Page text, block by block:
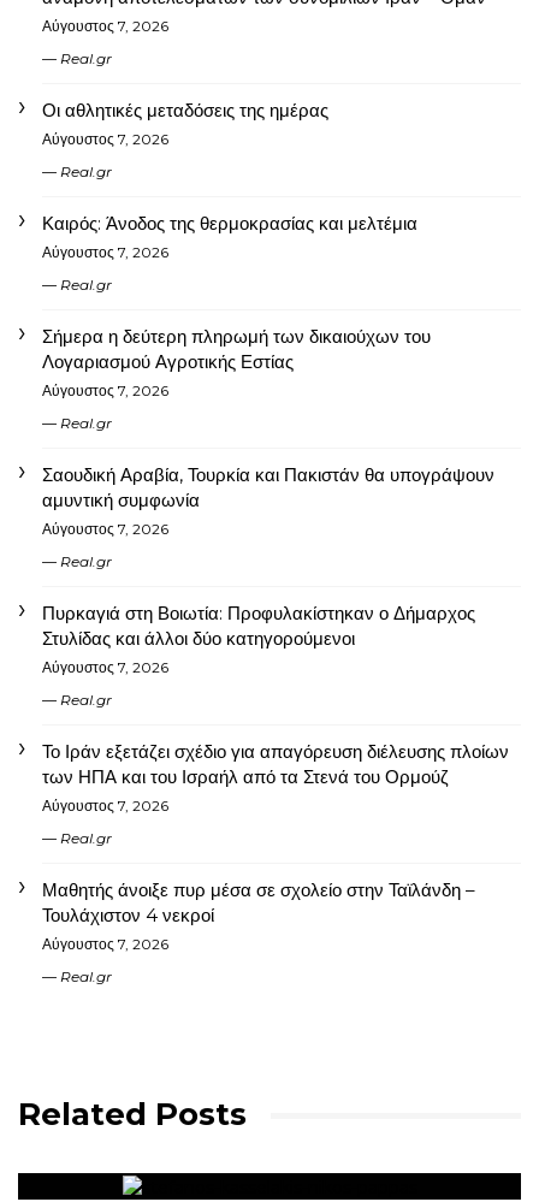
Αύγουστος 7, 2026
Real.gr
Οι αθλητικές μεταδόσεις της ημέρας
Αύγουστος 7, 2026
Real.gr
Καιρός: Άνοδος της θερμοκρασίας και μελτέμια
Αύγουστος 7, 2026
Real.gr
Σήμερα η δεύτερη πληρωμή των δικαιούχων του
Λογαριασμού Αγροτικής Εστίας
Αύγουστος 7, 2026
Real.gr
Σαουδική Αραβία, Τουρκία και Πακιστάν θα υπογράψουν
αμυντική συμφωνία
Αύγουστος 7, 2026
Real.gr
Πυρκαγιά στη Βοιωτία: Προφυλακίστηκαν ο Δήμαρχος
Στυλίδας και άλλοι δύο κατηγορούμενοι
Αύγουστος 7, 2026
Real.gr
Το Ιράν εξετάζει σχέδιο για απαγόρευση διέλευσης πλοίων
των ΗΠΑ και του Ισραήλ από τα Στενά του Ορμούζ
Αύγουστος 7, 2026
Real.gr
Μαθητής άνοιξε πυρ μέσα σε σχολείο στην Ταϊλάνδη –
Τουλάχιστον 4 νεκροί
Αύγουστος 7, 2026
Real.gr
Related Posts